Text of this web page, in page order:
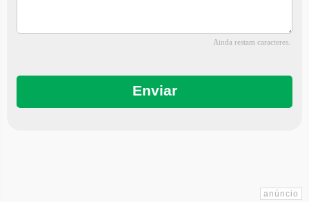
Ainda restamcaracteres.
Enviar